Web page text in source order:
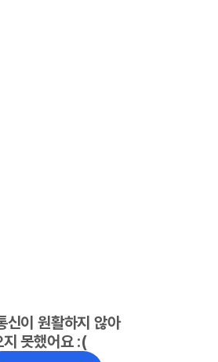
신이 원활하지 않아
지 못했어요 :(